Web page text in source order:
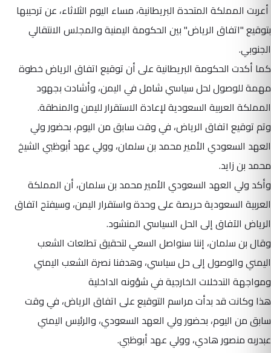
أعربت المملكة المتحدة البريطانية، مساء اليوم الثلاثاء، عن ترحيبها
بتوقيع "اتفاق الرياض" بين الحكومة اليمنية والمجلس الانتقالي
الجنوبي.
كما أكدت الحكومة البريطانية على أن توقيع اتفاق الرياض خطوة
مهمة للوصول لحل سياسي شامل في اليمن، وأشادت بجهود
المملكة العربية السعودية لإعادة الاستقرار لليمن والمنطقة.
وتم توقيع اتفاق الرياض، في وقت سابق من اليوم، بحضور ولي
العهد السعودي الأمير محمد بن سلمان، وولي عهد أبوظبي الشيخ
محمد بن زايد.
وأكد ولي العهد السعودي الأمير محمد بن سلمان، أن المملكة
العربية السعودية حريصة على وحدة واستقرار اليمن، وسيفتح اتفاق
الرياض الآفاق إلى الحل السياسي المنشود.
وقال بن سلمان، إننا سنواصل السعي لتحقيق تطلعات الشعب
اليمني والوصول إلى حل سياسي، وهدفنا نصرة الشعب اليمني
ومواجهة التدخلات الخارجية في شؤونه الداخلية
هذا وكانت قد بدأت مراسم التوقيع على اتفاق الرياض، في وقت
سابق من اليوم، بحضور ولي العهد السعودي، والرئيس اليمني
عبدربه منصور هادي، وولي عهد أبوظبي.